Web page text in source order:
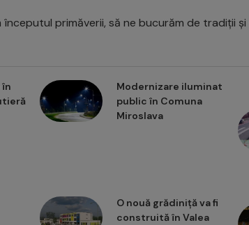
primăverii, să ne bucurăm de tradiții
Modernizare iluminat
public în Comuna
Miroslava
O nouă grădiniță va fi
construită în Valea